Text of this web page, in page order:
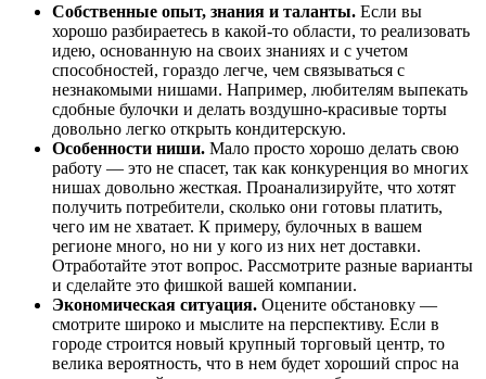
Собственные опыт, знания и таланты. Если вы
хорошо разбираетесь в какой-то области, то реализовать
идею, основанную на своих знаниях и с учетом
способностей, гораздо легче, чем связываться с
незнакомыми нишами. Например, любителям выпекать
сдобные булочки и делать воздушно-красивые торты
довольно легко открыть кондитерскую.
Особенности ниши. Мало просто хорошо делать свою
работу — это не спасет, так как конкуренция во многих
нишах довольно жесткая. Проанализируйте, что хотят
получить потребители, сколько они готовы платить,
чего им не хватает. К примеру, булочных в вашем
регионе много, но ни у кого из них нет доставки.
Отработайте этот вопрос. Рассмотрите разные варианты
и сделайте это фишкой вашей компании.
Экономическая ситуация. Оцените обстановку —
смотрите широко и мыслите на перспективу. Если в
городе строится новый крупный торговый центр, то
велика вероятность, что в нем будет хороший спрос на